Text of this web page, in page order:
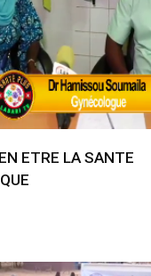
ETRE LA SANTE